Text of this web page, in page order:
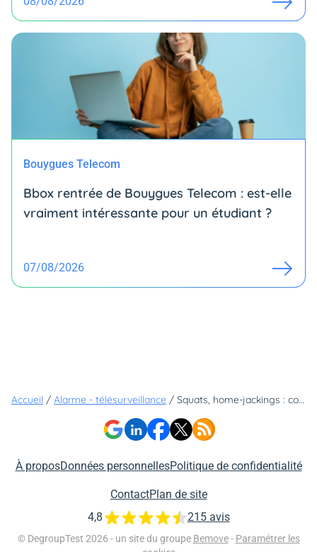
Bouygues Telecom
Bbox rentrée de Bouygues Telecom : est-elle
vraiment intéressante pour un étudiant ?
07/08/2026
Accueil / Alarme - télésurveillance / Squats, home-jackings : comment Verisure s'adapte à ces menaces qui ne cessent de prendre de l'ampleur
À proposDonnées personnellesPolitique de confidentialité
ContactPlan de site
© DegroupTest 2026 - un site du groupe Bemove - Paramétrer les
4,8 215 avis